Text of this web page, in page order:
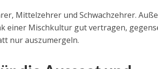
Mittelzehrer und Schwachzehrer.
einer Mischkultur gut vertragen,
nur auszumergeln.